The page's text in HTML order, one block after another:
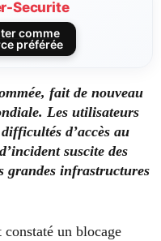
Securite
comme
préférée
fait de nouveau
Les utilisateurs
d’accès au
suscite des
grandes infrastructures
un blocage